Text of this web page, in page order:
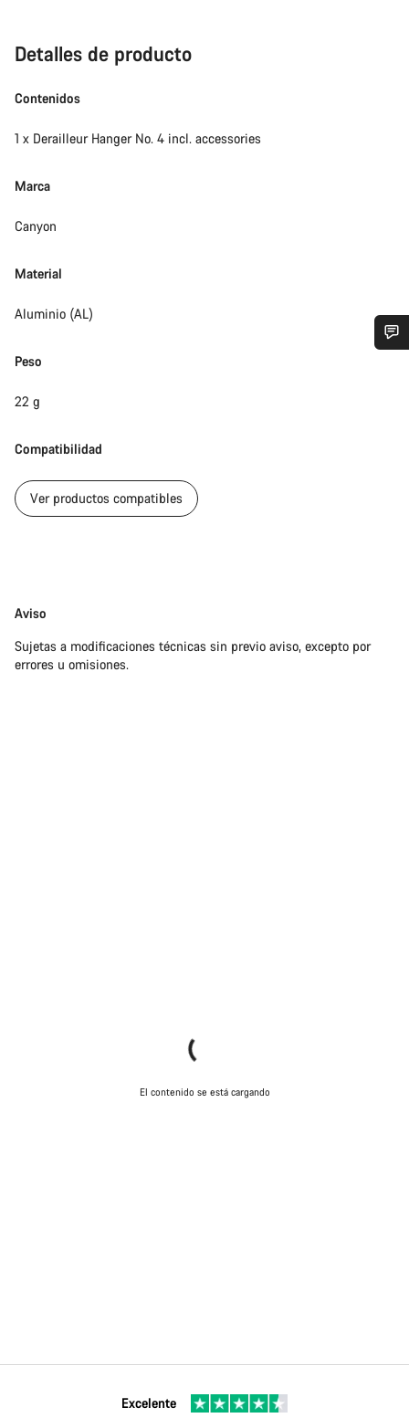
Detalles de producto
Contenidos
1 x Derailleur Hanger No. 4 incl. accessories
Marca
Canyon
Material
Aluminio (AL)
Peso
22 g
Compatibilidad
Ver productos compatibles
Exención
responsabilidades
Aviso
Sujetas a modificaciones técnicas sin previo aviso, excepto por
errores u omisiones.
El contenido se está cargando
Excelente
Abrir chat